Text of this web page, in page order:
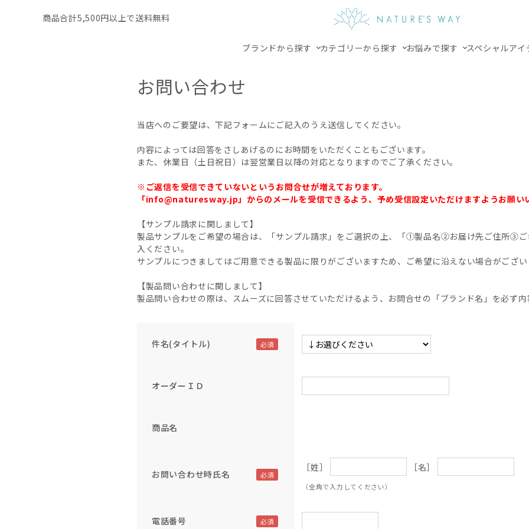
商品合計5,500円以上で送料無料
ブランドから探す カテゴリーから探す お悩みで探す スペシャルアイ
お問い合わせ
当店へのご要望は、下記フォームにご記入のうえ送信してください。
内容によっては回答をさしあげるのにお時間をいただくこともございます。
また、休業日（土日祝日）は翌営業日以降の対応となりますのでご了承ください。
※ご返信を受信できていないというお問合せが増えております。
「info@naturesway.jp」からのメールを受信できるよう、予め受信設定いただけますようお願い
【サンプル請求に関しまして】
製品サンプルをご希望の場合は、「サンプル請求」をご選択の上、「①製品名②お届け先ご住所③
入ください。
サンプルにつきましてはご用意できる製品に限りがございますため、ご希望に沿えない場合がござい
【製品問い合わせに関しまして】
製品問い合わせの際は、スムーズに回答させていただけるよう、お問合せの「ブランド名」を必ず内
件名(タイトル)
オーダーＩＤ
商品名
お問い合わせ時氏名
［姓］ ［名］
（全角で入力してください）
電話番号